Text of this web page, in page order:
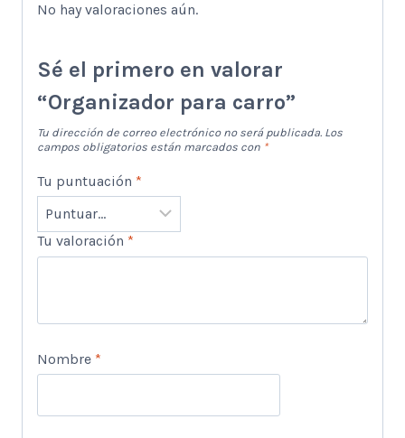
No hay valoraciones aún.
Sé el primero en valorar
“Organizador para carro”
Tu dirección de correo electrónico no será publicada. Los
campos obligatorios están marcados con *
Tu puntuación *
Tu valoración *
Nombre *